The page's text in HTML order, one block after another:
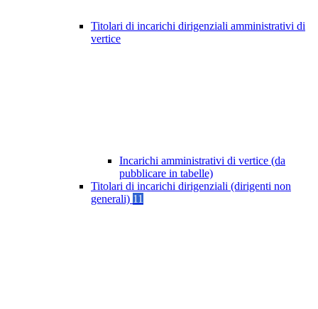
Titolari di incarichi dirigenziali amministrativi di
vertice
Incarichi amministrativi di vertice (da
pubblicare in tabelle)
Titolari di incarichi dirigenziali (dirigenti non
generali) 11